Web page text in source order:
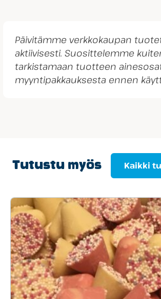
Päivitämme verkkokaupan
aktiivisesti. Suosittelemme
tarkistamaan tuotteen
myyntipakkauksesta ennen
Tutustu myös Kaikki